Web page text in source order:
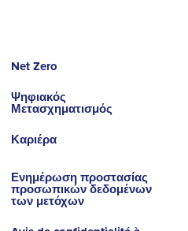
Net Zero
Ψηφιακός
Μετασχηματισμός
Καριέρα
Ενημέρωση προστασίας
προσωπικών δεδομένων
των μετόχων